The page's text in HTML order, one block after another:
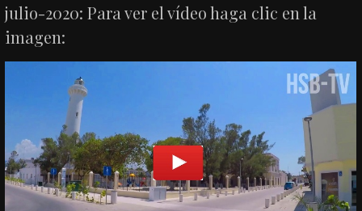
julio-2020: Para ver el vídeo haga clic en la
imagen: